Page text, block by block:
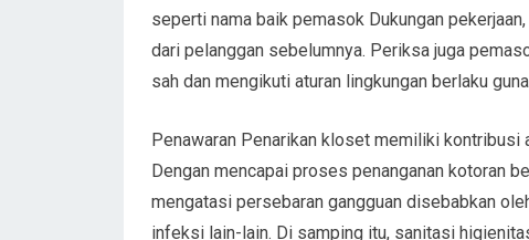
seperti nama baik pemasok Dukungan
dari pelanggan sebelumnya. Periksa juga
sah dan mengikuti aturan lingkungan berlaku
Penawaran Penarikan kloset memiliki kontribusi
Dengan mencapai proses penanganan kotoran
mengatasi persebaran gangguan disebabkan
infeksi lain-lain. Di samping itu, sanitasi